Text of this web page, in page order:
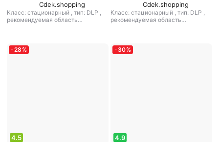
Cdek.shopping
Класс: стационарный , тип: DLP ,
рекомендуемая область
Cdek.shopping
Класс: стационарный , тип: DLP ,
рекомендуемая область
-28 %
4.5
- 30%
4.9